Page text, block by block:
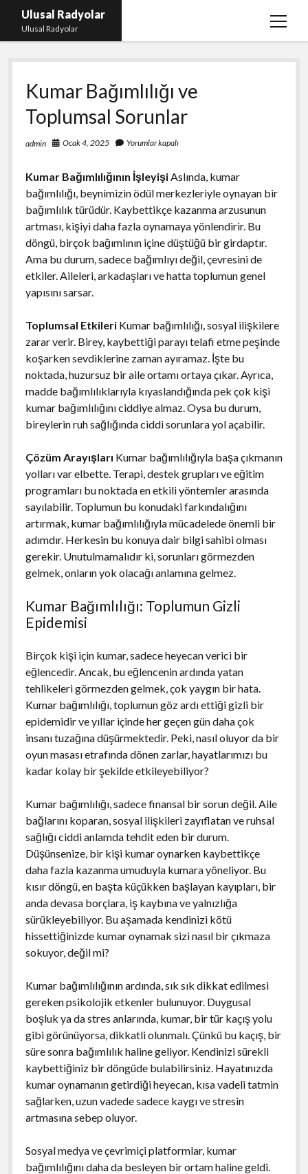
Ulusal Radyolar
Ulusal Radyolar
menüyü
Ana Başlık: Discord Instagram Botu
Instagram Beğeni Kazanma Ücretsiz
Liste
Sayfa Listesi
Kumar Bağımlılığı ve
Toplumsal Sorunlar
admin Ocak 4, 2025 Yorumlar kapalı
Kumar Bağımlılığının İşleyişiAslında, kumar
bağımlılığı, beynimizin ödül merkezleriyle oynayan bir
bağımlılık türüdür. Kaybettikçe kazanma arzusunun
artması, kişiyi daha fazla oynamaya yönlendirir. Bu
döngü, birçok bağımlının içine düştüğü bir girdaptır.
Ama bu durum, sadece bağımlıyı değil, çevresini de
etkiler. Aileleri, arkadaşları ve hatta toplumun genel
yapısını sarsar.
Toplumsal EtkileriKumar bağımlılığı, sosyal ilişkilere
zarar verir. Birey, kaybettiği parayı telafi etme peşinde
koşarken sevdiklerine zaman ayıramaz. İşte bu
noktada, huzursuz bir aile ortamı ortaya çıkar. Ayrıca,
madde bağımlılıklarıyla kıyaslandığında pek çok kişi
kumar bağımlılığını ciddiye almaz. Oysa bu durum,
bireylerin ruh sağlığında ciddi sorunlara yol açabilir.
Çözüm Arayışları Kumar bağımlılığıyla başa çıkmanın
yolları var elbette. Terapi, destek grupları ve eğitim
programları bu noktada en etkili yöntemler arasında
sayılabilir. Toplumun bu konudaki farkındalığını
artırmak, kumar bağımlılığıyla mücadelede önemli bir
adımdır. Herkesin bu konuya dair bilgi sahibi olması
gerekir. Unutulmamalıdır ki, sorunları görmezden
gelmek, onların yok olacağı anlamına gelmez.
Kumar Bağımlılığı: Toplumun Gizli
Epidemisi
Birçok kişi için kumar, sadece heyecan verici bir
eğlencedir. Ancak, bu eğlencenin ardında yatan
tehlikeleri görmezden gelmek, çok yaygın bir hata.
Kumar bağımlılığı, toplumun göz ardı ettiği gizli bir
epidemidir ve yıllar içinde her geçen gün daha çok
insanı tuzağına düşürmektedir. Peki, nasıl oluyor da bir
oyun masası etrafında dönen zarlar, hayatlarımızı bu
kadar kolay bir şekilde etkileyebiliyor?
Kumar bağımlılığı, sadece finansal bir sorun değil. Aile
bağlarını koparan, sosyal ilişkileri zayıflatan ve ruhsal
sağlığı ciddi anlamda tehdit eden bir durum.
Düşünsenize, bir kişi kumar oynarken kaybettikçe
daha fazla kazanma umuduyla kumara yöneliyor. Bu
kısır döngü, en başta küçükken başlayan kayıpları, bir
anda devasa borçlara, iş kaybına ve yalnızlığa
sürükleyebiliyor. Bu aşamada kendinizi kötü
hissettiğinizde kumar oynamak sizi nasıl bir çıkmaza
sokuyor, değil mi?
Kumar bağımlılığının ardında, sık sık dikkat edilmesi
gereken psikolojik etkenler bulunuyor. Duygusal
boşluk ya da stres anlarında, kumar, bir tür kaçış yolu
gibi görünüyorsa, dikkatli olunmalı. Çünkü bu kaçış, bir
süre sonra bağımlılık haline geliyor. Kendinizi sürekli
kaybettiğiniz bir döngüde bulabilirsiniz. Hayatınızda
kumar oynamanın getirdiği heyecan, kısa vadeli tatmin
sağlarken, uzun vadede sadece kaygı ve stresin
artmasına sebep oluyor.
Sosyal medya ve çevrimiçi platformlar, kumar
bağımlılığını daha da besleyen bir ortam haline geldi.